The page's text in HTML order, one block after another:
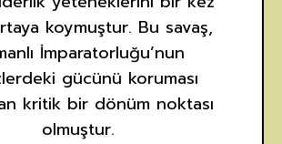
koymuştur. Bu savaş,
İmparatorluğu’nun
gücünü koruması
kritik bir dönüm noktası
olmuştur.